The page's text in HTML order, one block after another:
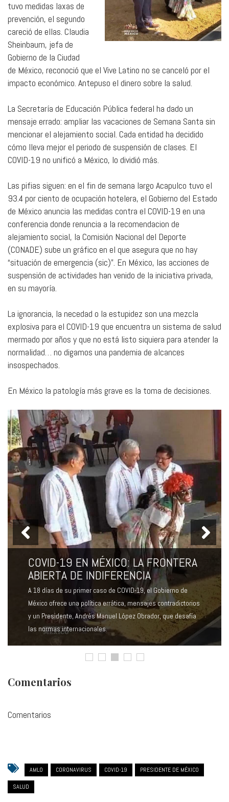
tuvo medidas laxas de
prevención, el segundo
careció de ellas. Claudia
Sheinbaum, jefa de
Gobierno de la Ciudad
de México, reconoció que el Vive Latino no se canceló por el
impacto económico. Antepuso el dinero sobre la salud.
La Secretaría de Educación Pública federal ha dado un
mensaje errado: ampliar las vacaciones de Semana Santa sin
mencionar el alejamiento social. Cada entidad ha decidido
cómo lleva mejor el periodo de suspensión de clases. El
COVID-19 no unificó a México, lo dividió más.
Las pifias siguen: en el fin de semana largo Acapulco tuvo el
93.4 por ciento de ocupación hotelera, el Gobierno del Estado
de México anuncia las medidas contra el COVID-19 en una
conferencia donde renuncia a la recomendacion de
alejamiento social, la Comisión Nacional del Deporte
(CONADE) sube un gráfico en el que asegura que no hay
“situación de emergencia (sic)”. En México, las acciones de
suspensión de actividades han venido de la iniciativa privada,
en su mayoría.
La ignorancia, la necedad o la estupidez son una mezcla
explosiva para el COVID-19 que encuentra un sistema de salud
mermado por años y que no está listo siquiera para atender la
normalidad… no digamos una pandemia de alcances
insospechados.
En México la patología más grave es la toma de decisiones.
COVID-19 EN MÉXICO: LA FRONTERA
ABIERTA DE INDIFERENCIA
A 18 días de su primer caso de COVID-19, el Gobierno de
México ofrece una política errática, mensajes contradictorios
y un Presidente, Andrés Manuel López Obrador, que desafía
las normas internacionales.
COVID-19 EN MÉXICO: LA FRONTERA
ABIERTA DE INDIFERENCIA
A 18 días de su primer caso de COVID-19, el Gobierno de
México ofrece una política errática, mensajes contradictorios
y un Presidente, Andrés Manuel López Obrador, que desafía
las normas internacionales.
SALUD